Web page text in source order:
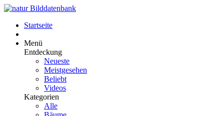
Startseite
Menü
Entdeckung
Neueste
Meistgesehen
Beliebt
Videos
Kategorien
Alle